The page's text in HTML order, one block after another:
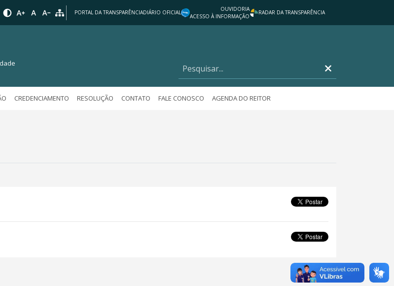
PORTAL DA TRANSPARÊNCIADIÁRIO OFICIAL
OUVIDORIA
ACESSO À INFORMAÇÃO
RADAR DA TRANSPARÊNCIA
CREDENCIAMENTO RESOLUÇÃO CONTATO FALE CONOSCO AGENDA DO REITOR